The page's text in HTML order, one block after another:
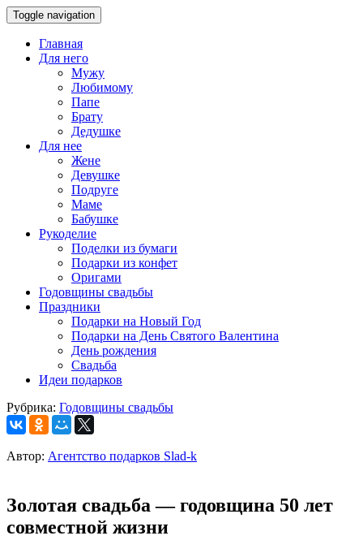
Toggle navigation
Главная
Для него
Мужу
Любимому
Папе
Брату
Дедушке
Для нее
Жене
Девушке
Подруге
Маме
Бабушке
Рукоделие
Поделки из бумаги
Подарки из конфет
Оригами
Годовщины свадьбы
Праздники
Подарки на Новый Год
Подарки на День Святого Валентина
День рождения
Свадьба
Идеи подарков
Рубрика: Годовщины свадьбы
Автор: Агентство подарков Slad-k
Золотая свадьба — годовщина 50 лет
совместной жизни